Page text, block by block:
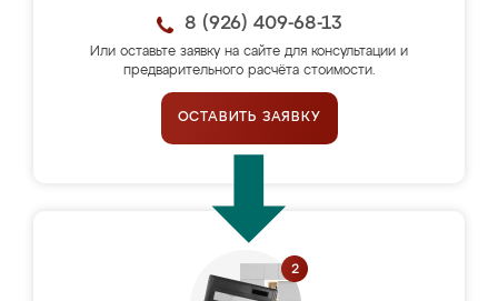
8 (926) 409-68-13
Или оставьте заявку на сайте для консультации и
предварительного расчёта стоимости.
ОСТАВИТЬ ЗАЯВКУ